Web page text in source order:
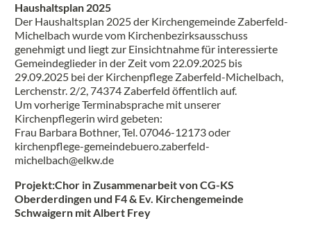
Haushaltsplan 2025
Der Haushaltsplan 2025 der Kirchengemeinde Zaberfeld-
Michelbach wurde vom Kirchenbezirksausschuss
genehmigt und liegt zur Einsichtnahme für interessierte
Gemeindeglieder in der Zeit vom 22.09.2025 bis
29.09.2025 bei der Kirchenpflege Zaberfeld-Michelbach,
Lerchenstr. 2/2, 74374 Zaberfeld öffentlich auf.
Um vorherige Terminabsprache mit unserer
Kirchenpflegerin wird gebeten:
Frau Barbara Bothner, Tel. 07046-12173 oder
kirchenpflege-gemeindebuero.zaberfeld-
michelbach@elkw.de
Projekt:Chor in Zusammenarbeit von CG-KS
Oberderdingen und F4 & Ev. Kirchengemeinde
Schwaigern mit Albert Frey